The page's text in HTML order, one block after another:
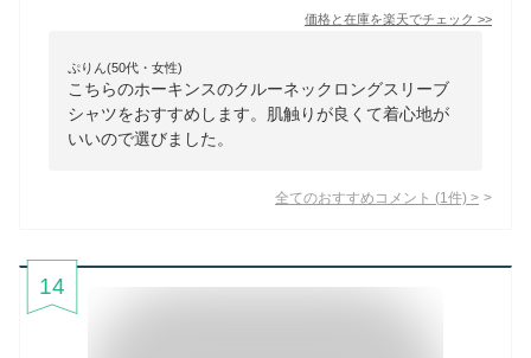
価格と在庫を楽天でチェック >>
ぷりん(50代・女性)
こちらのホーキンスのクルーネックロングスリーブ
シャツをおすすめします。肌触りが良くて着心地が
いいので選びました。
全てのおすすめコメント (1 件) >
14